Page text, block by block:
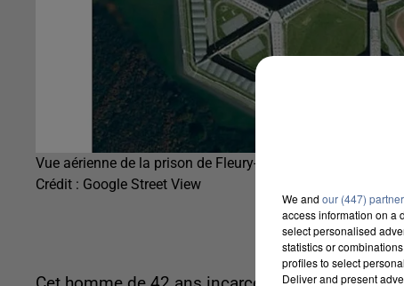
Vue aérienne de la prison de Fleury-Mérogis
Crédit : Google Street View
We and our (447)
access information on a
select personalised
statistics or
profiles to select
Deliver and present